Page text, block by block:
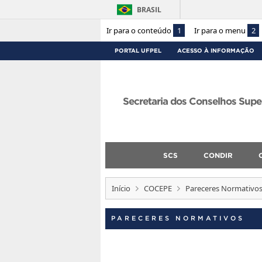
Ir para o conteúdo 1 Ir para o menu 2
BRASIL
PORTAL UFPEL ACESSO À INFORMAÇÃO
Secretaria dos Conselhos
SCS CONDIR
Início COCEPE Pareceres Normativos
PARECERES NORMATIVOS